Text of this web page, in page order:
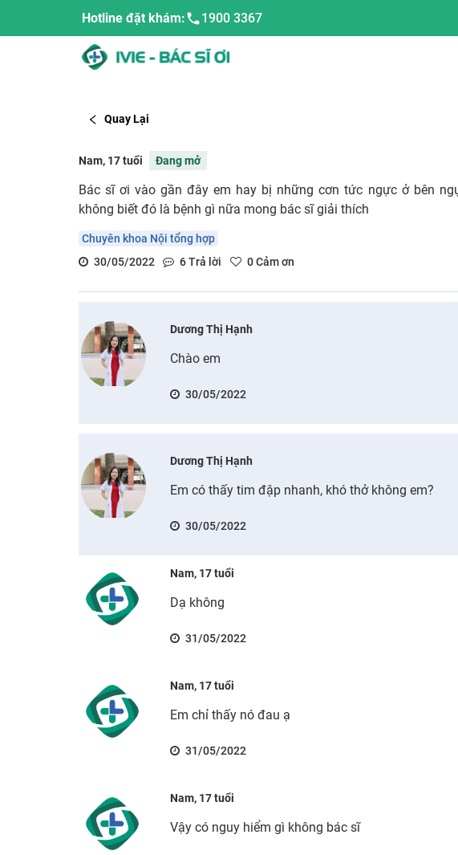
Hotline đặt khám: 1900 3367
Quay Lại
Nam, 17 tuổi Đang mở
Bác sĩ ơi vào gần đây em hay bị những cơn tức ngực ở bên
không biết đó là bệnh gì nữa mong bác sĩ giải thích
Chuyên khoa Nội tổng hợp
30/05/2022
6Trả lời 0Cảm ơn
Dương Thị Hạnh
Chào em
30/05/2022
Dương Thị Hạnh
Em có thấy tim đập nhanh, khó thở không em?
30/05/2022
Nam, 17 tuổi
Dạ không
31/05/2022
Nam, 17 tuổi
Em chỉ thấy nó đau ạ
31/05/2022
Nam, 17 tuổi
Vậy có nguy hiểm gì không bác sĩ